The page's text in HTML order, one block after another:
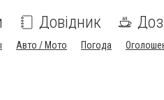
Довідник
Авто / Мото Погода